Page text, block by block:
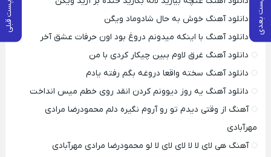
پست بعدی پست قبلی
دانلود آهنگ خوش به حال شادوماد ویگن
دانلود آهنگ با اینکه میدونم دروغ بود اون حرفات عشق آخر
دانلود آهنگ غرق لاوم ببین چیکار کردی با من
دانلود آهنگ سخته واقعا دروغه بگم رفته یادم
دانلود آهنگ یه روز دیوونم کردن انقد روی خطم میس انداخت
آهنگ از وقتی دیدم تو رو آروم نگیره دلم محمودرضا مرادی
مهرآبادی
آهنگ هی لای لا لا لای لای لا لو محمودرضا مرادی مهرآبادی